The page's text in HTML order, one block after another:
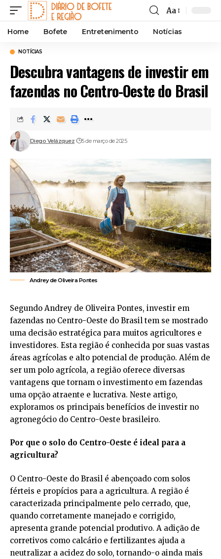
Font
Resizer
Aa
Home Bofete Entretenimento Notícias
NOTÍCIAS
Descubra vantagens de investir em
fazendas no Centro-Oeste do Brasil
Diego Velázquez 5 de março de 2025
Andrey de Oliveira Pontes
Segundo Andrey de Oliveira Pontes, investir em
fazendas no Centro-Oeste do Brasil tem se mostrado
uma decisão estratégica para muitos agricultores e
investidores. Esta região é conhecida por suas vastas
áreas agrícolas e alto potencial de produção. Além de
ser um polo agrícola, a região oferece diversas
vantagens que tornam o investimento em fazendas
uma opção atraente e lucrativa. Neste artigo,
exploramos os principais benefícios de investir no
agronegócio do Centro-Oeste brasileiro.
Por que o solo do Centro-Oeste é ideal para a
agricultura?
O Centro-Oeste do Brasil é abençoado com solos
férteis e propícios para a agricultura. A região é
caracterizada principalmente pelo cerrado, que,
quando corretamente manejado e corrigido,
apresenta grande potencial produtivo. A adição de
corretivos como calcário e fertilizantes ajuda a
neutralizar a acidez do solo, tornando-o ainda mais